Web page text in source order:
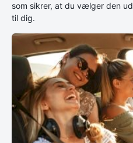
som sikrer, at du vælger den
til dig.